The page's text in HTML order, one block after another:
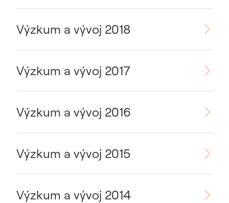
Výzkum a vývoj 2018
Výzkum a vývoj 2017
Výzkum a vývoj 2016
Výzkum a vývoj 2015
Výzkum a vývoj 2014